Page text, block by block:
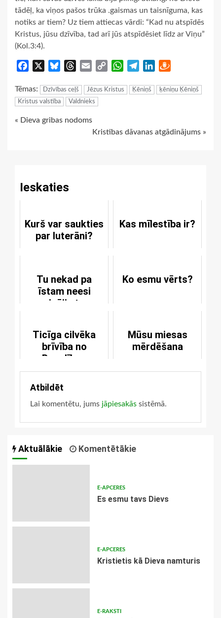
tādēļ, ka viņos pašos trūka .gaismas un taisnīguma, kas
notiks ar tiem? Uz tiem attiecas vārdi: “Kad nu atspīdēs
Kristus, jūsu dzīvība, tad arī jūs atspīdēsiet līdz ar Viņu”
(Kol.3:4).
Facebook BlueskyThreads
Email
Copy
WhatsApp
TelegramLinkedIn
Tēmas: Dzīvības ceļš Jēzus Kristus Ķēniņš
ķēniņu Ķēniņš
Kristus valstība
Valdnieks
Continue
« Dieva gribas nodoms
Kristības dāvanas atgādinājums »
Ieskaties
Kurš var saukties
par luterāni?
Kas mīlestība ir?
Tu nekad pa
īstam neesi
zinājis to
Ko esmu vērts?
Ticīga cilvēka
brīvība no
Bauslības
Mūsu miesas
mērdēšana
Atbildēt
Lai komentētu, jums jāpiesakās sistēmā.
Aktuālākie Komentētākie
E-APCERES
Es esmu tavs Dievs
E-APCERES
Kristietis kā Dieva namturis
E-RAKSTI